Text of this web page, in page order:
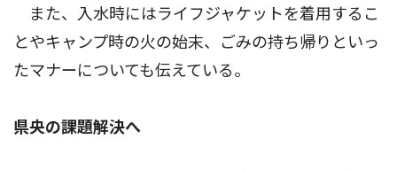
また、入水時にはライフジャケットを着用するこ
とやキャンプ時の火の始末、ごみの持ち帰りといっ
たマナーについても伝えている。
県央の課題解決へ